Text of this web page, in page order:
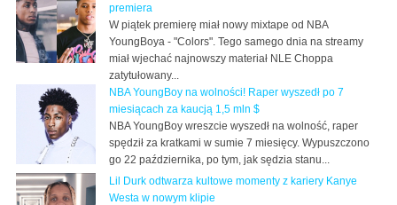
premiera
W piątek premierę miał nowy mixtape od NBA
YoungBoya - "Colors". Tego samego dnia na streamy
miał wjechać najnowszy materiał NLE Choppa
zatytułowany...
NBA YoungBoy na wolności! Raper wyszedł po 7
miesiącach za kaucją 1,5 mln $
NBA YoungBoy wreszcie wyszedł na wolność, raper
spędził za kratkami w sumie 7 miesięcy. Wypuszczono
go 22 października, po tym, jak sędzia stanu...
Lil Durk odtwarza kultowe momenty z kariery Kanye
Westa w nowym klipie